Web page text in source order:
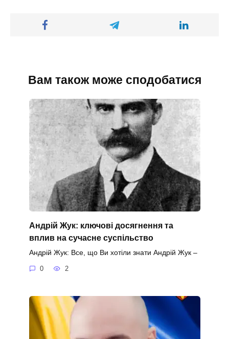
Вам також може сподобатися
Андрій Жук: ключові досягнення та
вплив на сучасне суспільство
Андрій Жук: Все, що Ви хотіли знати Андрій Жук –
0 2